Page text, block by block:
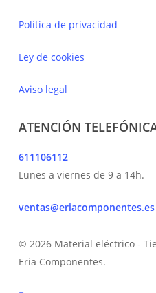
Política de privacidad
Ley de cookies
Aviso legal
ATENCIÓN
611106112
Lunes a viernes de 9 a 14h.
ventas@eriacomponentes.es
© 2026 Material eléctrico -
Eria Componentes.